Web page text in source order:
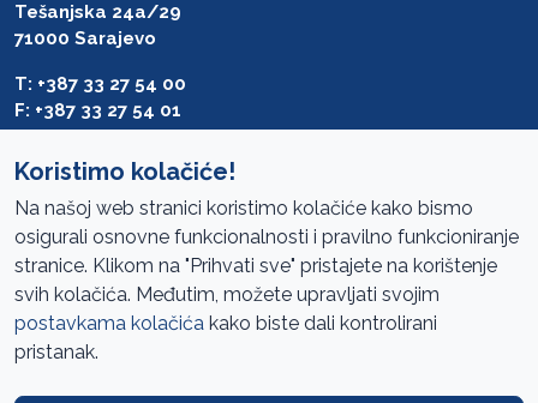
Tešanjska 24a/29
71000 Sarajevo
T: +387 33 27 54 00
F: +387 33 27 54 01
Pristup informacijama
Mapa sajta
Oglasi
Koristimo kolačiće!
Na našoj web stranici koristimo kolačiće kako bismo
osigurali osnovne funkcionalnosti i pravilno funkcioniranje
stranice. Klikom na "Prihvati sve" pristajete na korištenje
svih kolačića. Međutim, možete upravljati svojim
postavkama kolačića kako biste dali kontrolirani
pristanak.